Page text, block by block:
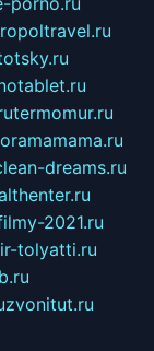
termomur.ru
dreams.ru
2021.ru
tolyatti.ru
zvonitut.ru